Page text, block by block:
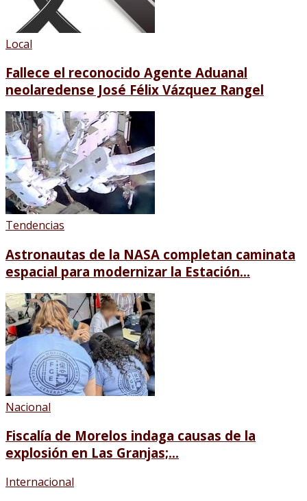
Local
Fallece el reconocido Agente Aduanal
neolaredense José Félix Vázquez Rangel
Tendencias
Astronautas de la NASA completan caminata
espacial para modernizar la Estación...
Nacional
Fiscalía de Morelos indaga causas de la
explosión en Las Granjas;...
Internacional